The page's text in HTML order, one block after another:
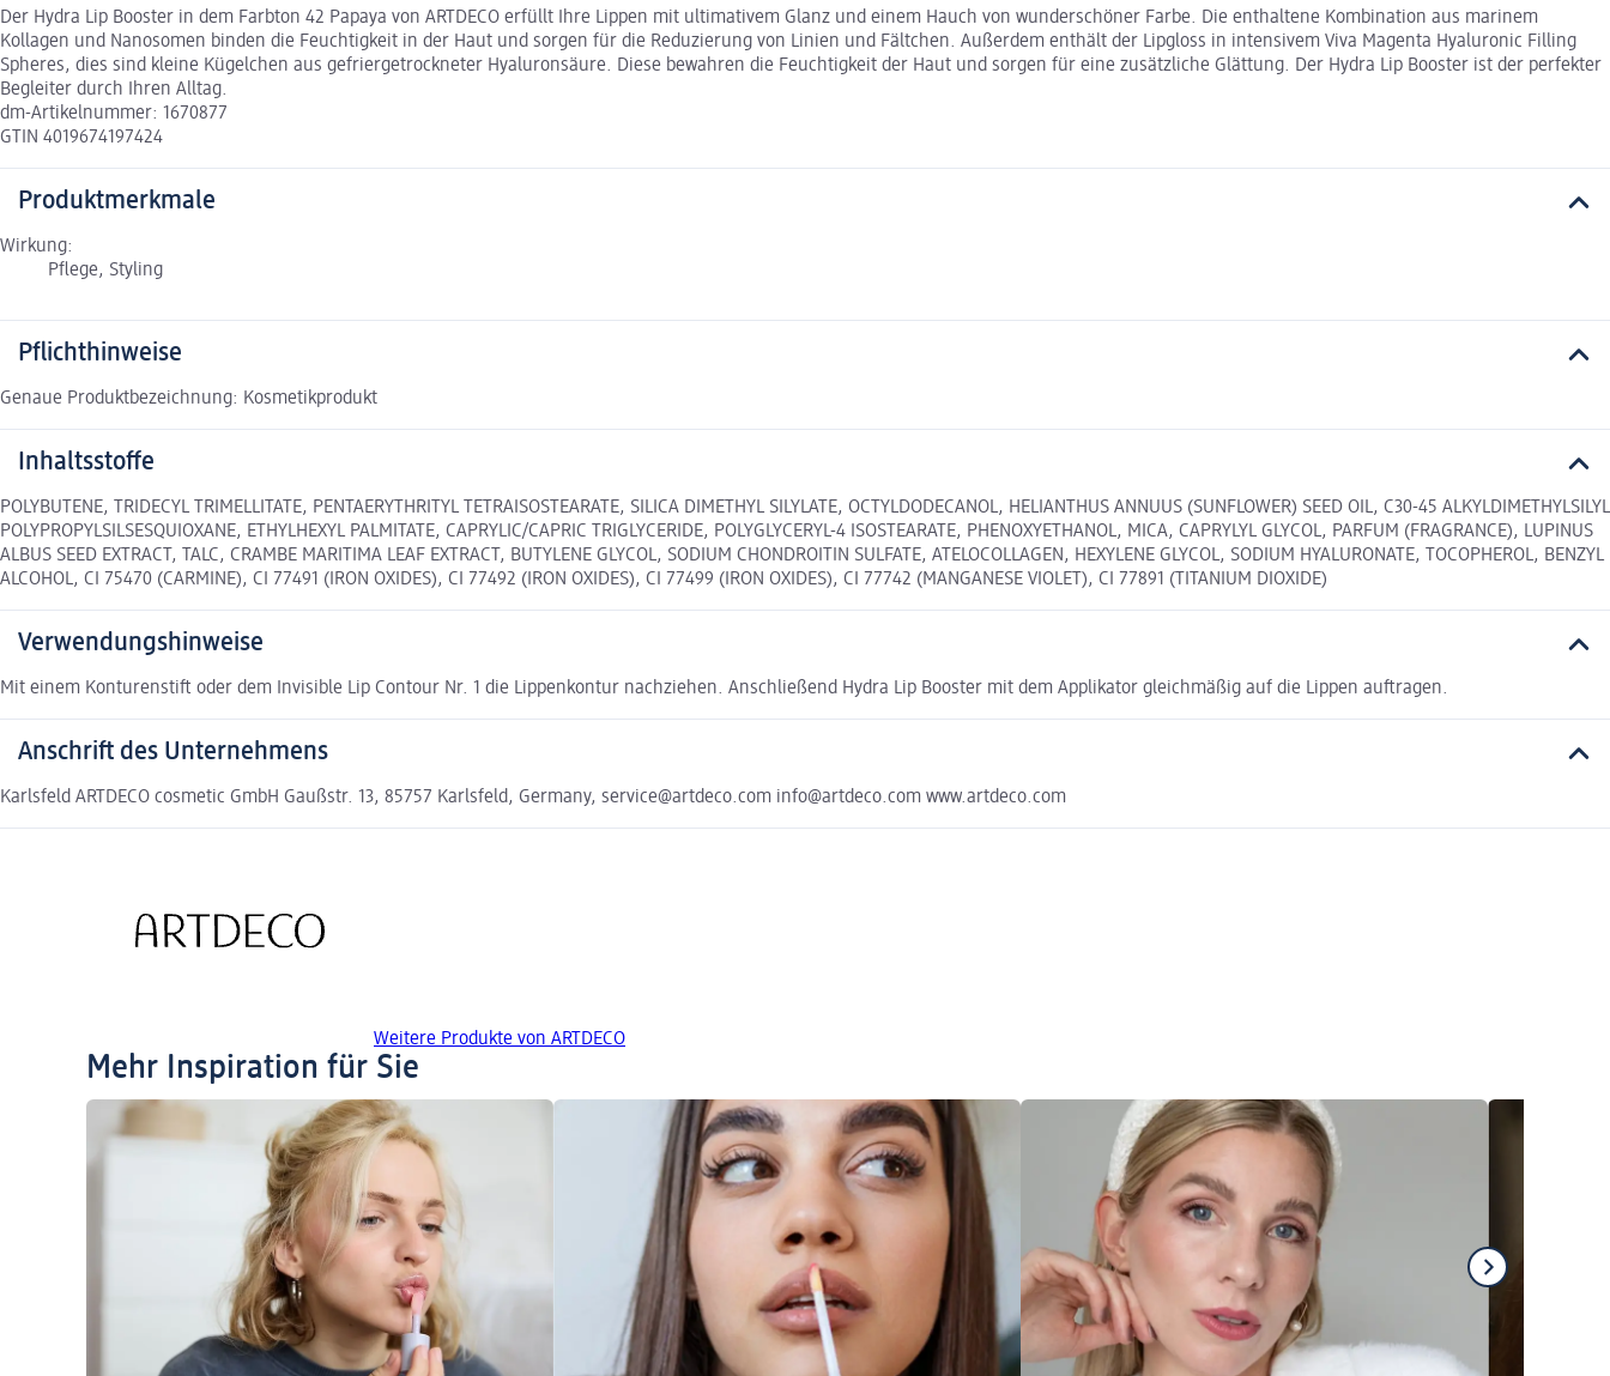
Der Hydra Lip Booster in dem Farbton 42 Papaya von ARTDECO erfüllt Ihre Lippen mit ultimativem Glanz und einem Hauch von wunderschöner Farbe. Die enthaltene Kombination aus marinem
Kollagen und Nanosomen binden die Feuchtigkeit in der Haut und sorgen für die Reduzierung von Linien und Fältchen. Außerdem enthält der Lipgloss in intensivem Viva Magenta Hyaluronic Filling
Spheres, dies sind kleine Kügelchen aus gefriergetrockneter Hyaluronsäure. Diese bewahren die Feuchtigkeit der Haut und sorgen für eine zusätzliche Glättung. Der Hydra Lip Booster ist der perfekter
Begleiter durch Ihren Alltag.
dm-Artikelnummer: 1670877
GTIN 4019674197424
Produktmerkmale
Wirkung:
Pflege, Styling
Pflichthinweise
Genaue Produktbezeichnung: Kosmetikprodukt
Inhaltsstoffe
POLYBUTENE, TRIDECYL TRIMELLITATE, PENTAERYTHRITYL TETRAISOSTEARATE, SILICA DIMETHYL SILYLATE, OCTYLDODECANOL, HELIANTHUS ANNUUS (SUNFLOWER) SEED OIL, C30-45 ALKYLDIMETHYLSILYL
POLYPROPYLSILSESQUIOXANE, ETHYLHEXYL PALMITATE, CAPRYLIC/CAPRIC TRIGLYCERIDE, POLYGLYCERYL-4 ISOSTEARATE, PHENOXYETHANOL, MICA, CAPRYLYL GLYCOL, PARFUM (FRAGRANCE), LUPINUS
ALBUS SEED EXTRACT, TALC, CRAMBE MARITIMA LEAF EXTRACT, BUTYLENE GLYCOL, SODIUM CHONDROITIN SULFATE, ATELOCOLLAGEN, HEXYLENE GLYCOL, SODIUM HYALURONATE, TOCOPHEROL, BENZYL
ALCOHOL, CI 75470 (CARMINE), CI 77491 (IRON OXIDES), CI 77492 (IRON OXIDES), CI 77499 (IRON OXIDES), CI 77742 (MANGANESE VIOLET), CI 77891 (TITANIUM DIOXIDE)
Verwendungshinweise
Mit einem Konturenstift oder dem Invisible Lip Contour Nr. 1 die Lippenkontur nachziehen. Anschließend Hydra Lip Booster mit dem Applikator gleichmäßig auf die Lippen auftragen.
Anschrift des Unternehmens
Karlsfeld ARTDECO cosmetic GmbH Gaußstr. 13, 85757 Karlsfeld, Germany, service@artdeco.com info@artdeco.com www.artdeco.com
Weitere Produkte von ARTDECO
Mehr Inspiration für Sie